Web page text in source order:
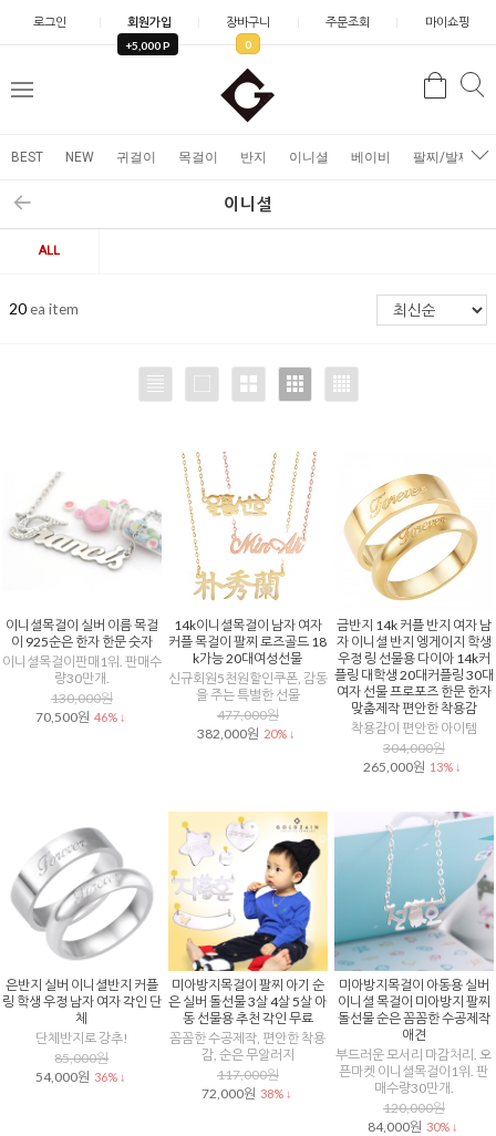
로그인 회원가입
+5,000 P
장바구니
0
주문조회 마이쇼핑
메
검
BEST NEW 귀걸이 목걸이 반지 이니셜 베이비 팔찌/발찌
이니셜
ALL
20ea item
이니셜목걸이 실버 이름 목걸
이 925순은 한자 한문 숫자
이니셜목걸이판매1위. 판매수
량30만개.
130,000원
70,500원 46% ↓
14k이니셜목걸이 남자 여자
커플 목걸이 팔찌 로즈골드 18
k가능 20대여성선물
신규회원5천원할인쿠폰, 감동
을 주는 특별한 선물
477,000원
382,000원 20% ↓
금반지 14k 커플 반지 여자 남
자 이니셜 반지 엥게이지 학생
우정 링 선물용 다이아 14k커
플링 대학생 20대커플링 30대
여자 선물 프로포즈 한문 한자
맞춤제작 편안한 착용감
착용감이 편안한 아이템
304,000원
265,000원 13% ↓
은반지 실버 이니셜반지 커플
링 학생 우정 남자 여자 각인 단
체
단체반지로 강추!
85,000원
54,000원 36% ↓
미아방지목걸이 팔찌 아기 순
은 실버 돌선물 3살 4살 5살 아
동 선물용 추천 각인 무료
꼼꼼한 수공제작, 편안한 착용
감, 순은 무알러지
117,000원
72,000원 38% ↓
미아방지목걸이 아동용 실버
이니셜 목걸이 미아방지 팔찌
돌선물 순은 꼼꼼한 수공제작
애견
부드러운 모서리 마감처리. 오
픈마켓 이니셜목걸이1위. 판
매수량30만개.
120,000원
84,000원 30% ↓